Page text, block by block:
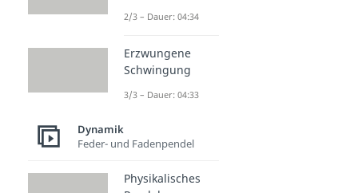
2/3 – Dauer: 04:34
Erzwungene
Schwingung
3/3 – Dauer: 04:33
Dynamik
Feder- und Fadenpendel
Physikalisches